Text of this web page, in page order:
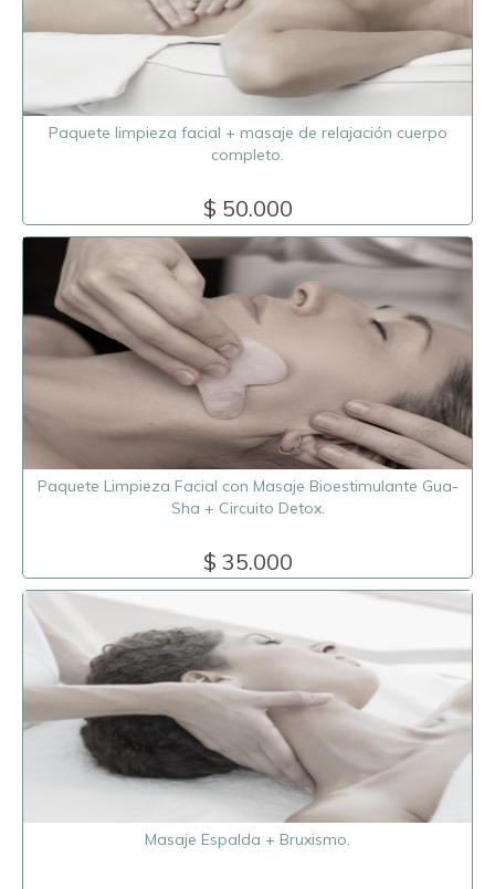
Paquete limpieza facial + masaje de relajación cuerpo
completo.
$ 50.000
Paquete Limpieza Facial con Masaje Bioestimulante Gua-
Sha + Circuito Detox.
$ 35.000
Masaje Espalda + Bruxismo.